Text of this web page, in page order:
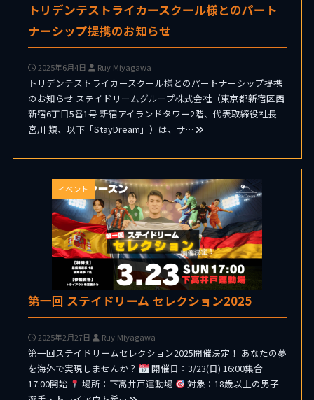
トリデンテストライカースクール様とのパート
ナーシップ提携のお知らせ
2025年6月4日 Ruy Miyagawa
トリデンテストライカースクール様とのパートナーシップ提携
のお知らせ ステイドリームグループ株式会社（東京都新宿区西
新宿6丁目5番1号 新宿アイランドタワー2階、代表取締役社長
宮川 類、以下「StayDream」）は、サ…
イベント
第一回 ステイドリーム セレクション2025
2025年2月27日 Ruy Miyagawa
第一回ステイドリームセレクション2025開催決定！ あなたの夢
を海外で実現しませんか？
開催日：3/23(日) 16:00集合
17:00開始
場所：下高井戸運動場
対象：18歳以上の男子